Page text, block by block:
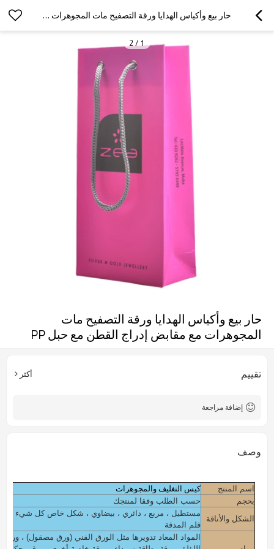
حار بيع وأكياس الهدايا ورقة التصفيح مات المجوهرات مع مقابض إدراج القطن مع حبل PP
1
/
2
حار بيع وأكياس الهدايا ورقة التصفيح مات
المجوهرات مع مقابض إدراج القطن مع حبل PP
تقييم أكثر
إضافة مراجعة
وصف
اسم المنتج كيس التغليف والمجوهرات
بحجم
حسب الطلب وفقا لمنتجك
الشكل والأناقة
مستطيل ، مربع ، دائري ، بيضاوي ، شكل خاص كل شيء على
قلم المدقة
المواد المعاد تدويرها مثل الورق الفني (ورق مصقول) ،